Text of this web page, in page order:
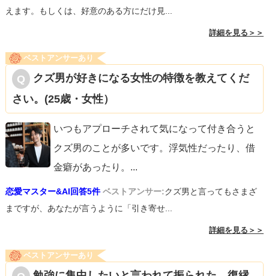
えます。もしくは、好意のある方にだけ見...
詳細を見る＞＞
ベストアンサーあり
クズ男が好きになる女性の特徴を教えてくだ
さい。(25歳・女性）
いつもアプローチされて気になって付き合うと
クズ男のことが多いです。浮気性だったり、借
金癖があったり。 ...
恋愛マスター&AI回答5件 ベストアンサー:クズ男と言ってもさまざ
まですが、あなたが言うように「引き寄せ...
詳細を見る＞＞
ベストアンサーあり